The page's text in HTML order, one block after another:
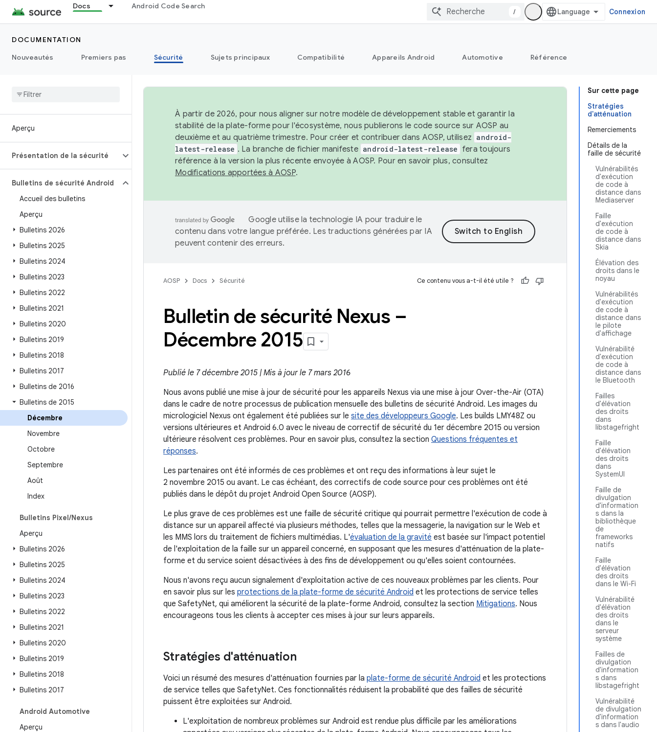
Docs Android Code Search
/ Connexion
DOCUMENTATION
Nouveautés
Premiers pas Sécurité Sujets principaux Compatibilité Appareils Android Automotive Référence
Aperçu
Présentation de la sécurité
Bulletins de sécurité Android
Accueil des bulletins
Aperçu
Bulletins 2026
Bulletins 2025
Bulletins 2024
Bulletins 2023
Bulletins 2022
Bulletins 2021
Bulletins 2020
Bulletins 2019
Bulletins 2018
Bulletins 2017
Bulletins de 2016
Bulletins de 2015
Décembre
Novembre
Octobre
Septembre
Août
Index
Bulletins Pixel/Nexus
Aperçu
Bulletins 2026
Bulletins 2025
Bulletins 2024
Bulletins 2023
Bulletins 2022
Bulletins 2021
Bulletins 2020
Bulletins 2019
Bulletins 2018
Bulletins 2017
Android Automotive
Aperçu
Sur cette page
Stratégies
d'atténuation
Remerciements
Détails de la
faille de sécurité
Vulnérabilités
d'exécution
de code à
distance dans
Mediaserver
Faille
d'exécution
de code à
distance dans
Skia
Élévation des
droits dans le
noyau
Vulnérabilités
d'exécution
de code à
distance dans
le pilote
d'affichage
Vulnérabilité
d'exécution
de code à
distance dans
le Bluetooth
Failles
d'élévation
des droits
dans
libstagefright
Faille
d'élévation
des droits
dans
SystemUI
Faille de
divulgation
d'information
s dans la
bibliothèque
de
frameworks
natifs
Faille
d'élévation
des droits
dans le Wi-Fi
Vulnérabilité
d'élévation
des droits
dans le
serveur
système
Failles de
divulgation
d'information
s dans
libstagefright
Vulnérabilité
de divulgation
d'information
s dans l'audio
À partir de 2026, pour nous aligner sur notre modèle de développement stable et garantir la
stabilité de la plate-forme pour l'écosystème, nous publierons le code source sur AOSP au
deuxième et au quatrième trimestre. Pour créer et contribuer dans AOSP, utilisez android-
latest-release . La branche de fichier manifeste android-latest-release fera toujours
référence à la version la plus récente envoyée à AOSP. Pour en savoir plus, consultez
Modifications apportées à AOSP.
Google utilise la technologie IA pour traduire le
contenu dans votre langue préférée. Les traductions générées par IA
peuvent contenir des erreurs.
AOSP Docs Sécurité Ce contenu vous a-t-il été utile ?
Bulletin de sécurité Nexus –
Décembre 2015
Publié le 7 décembre 2015 | Mis à jour le 7 mars 2016
Nous avons publié une mise à jour de sécurité pour les appareils Nexus via une mise à jour Over-the-Air (OTA)
dans le cadre de notre processus de publication mensuelle des bulletins de sécurité Android. Les images du
micrologiciel Nexus ont également été publiées sur le site des développeurs Google. Les builds LMY48Z ou
versions ultérieures et Android 6.0 avec le niveau de correctif de sécurité du 1er décembre 2015 ou version
ultérieure résolvent ces problèmes. Pour en savoir plus, consultez la section Questions fréquentes et
réponses.
Les partenaires ont été informés de ces problèmes et ont reçu des informations à leur sujet le
2 novembre 2015 ou avant. Le cas échéant, des correctifs de code source pour ces problèmes ont été
publiés dans le dépôt du projet Android Open Source (AOSP).
Le plus grave de ces problèmes est une faille de sécurité critique qui pourrait permettre l'exécution de code à
distance sur un appareil affecté via plusieurs méthodes, telles que la messagerie, la navigation sur le Web et
les MMS lors du traitement de fichiers multimédias. L'évaluation de la gravité est basée sur l'impact potentiel
de l'exploitation de la faille sur un appareil concerné, en supposant que les mesures d'atténuation de la plate-
forme et du service soient désactivées à des fins de développement ou qu'elles soient contournées.
Nous n'avons reçu aucun signalement d'exploitation active de ces nouveaux problèmes par les clients. Pour
en savoir plus sur les protections de la plate-forme de sécurité Android et les protections de service telles
que SafetyNet, qui améliorent la sécurité de la plate-forme Android, consultez la section Mitigations. Nous
encourageons tous les clients à accepter ces mises à jour sur leurs appareils.
Stratégies d'atténuation
Voici un résumé des mesures d'atténuation fournies par la plate-forme de sécurité Android et les protections
de service telles que SafetyNet. Ces fonctionnalités réduisent la probabilité que des failles de sécurité
puissent être exploitées sur Android.
L'exploitation de nombreux problèmes sur Android est rendue plus difficile par les améliorations